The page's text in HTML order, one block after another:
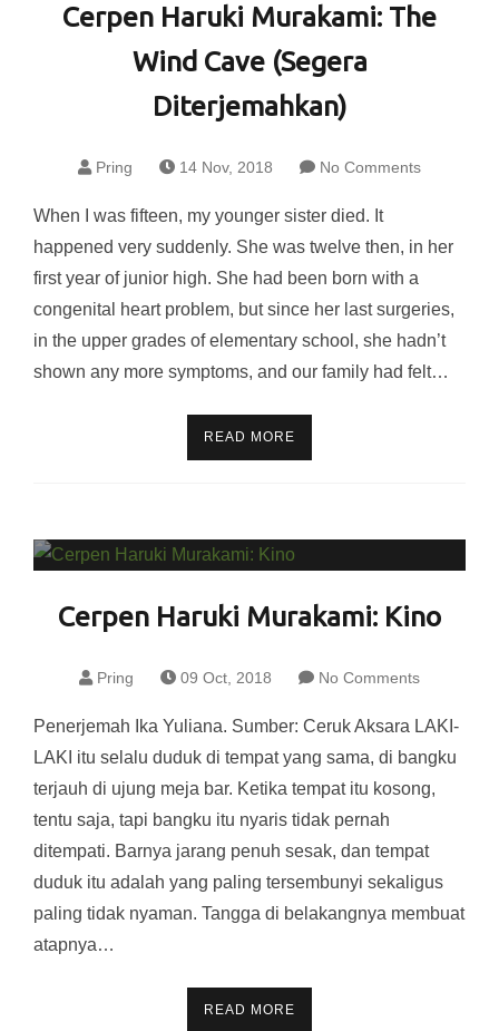
Cerpen Haruki Murakami: The
Wind Cave (Segera
Diterjemahkan)
Pring 14 Nov, 2018 No Comments
When I was fifteen, my younger sister died. It
happened very suddenly. She was twelve then, in her
first year of junior high. She had been born with a
congenital heart problem, but since her last surgeries,
in the upper grades of elementary school, she hadn’t
shown any more symptoms, and our family had felt…
READ MORE
Cerpen Haruki Murakami: Kino
Pring 09 Oct, 2018 No Comments
Penerjemah Ika Yuliana. Sumber: Ceruk Aksara LAKI-
LAKI itu selalu duduk di tempat yang sama, di bangku
terjauh di ujung meja bar. Ketika tempat itu kosong,
tentu saja, tapi bangku itu nyaris tidak pernah
ditempati. Barnya jarang penuh sesak, dan tempat
duduk itu adalah yang paling tersembunyi sekaligus
paling tidak nyaman. Tangga di belakangnya membuat
atapnya…
READ MORE